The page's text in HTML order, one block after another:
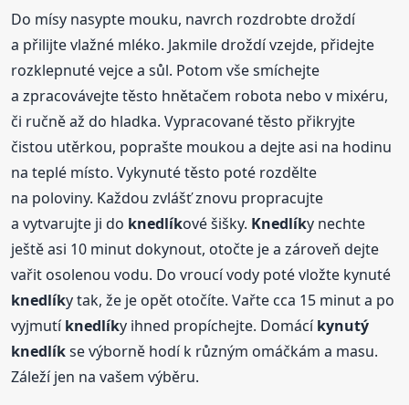
Do mísy nasypte mouku, navrch rozdrobte droždí
a přilijte vlažné mléko. Jakmile droždí vzejde, přidejte
rozklepnuté vejce a sůl. Potom vše smíchejte
a zpracovávejte těsto hnětačem robota nebo v mixéru,
či ručně až do hladka. Vypracované těsto přikryjte
čistou utěrkou, poprašte moukou a dejte asi na hodinu
na teplé místo. Vykynuté těsto poté rozdělte
na poloviny. Každou zvlášť znovu propracujte
a vytvarujte ji do knedlíkové šišky. Knedlíky nechte
ještě asi 10 minut dokynout, otočte je a zároveň dejte
vařit osolenou vodu. Do vroucí vody poté vložte kynuté
knedlíky tak, že je opět otočíte. Vařte cca 15 minut a po
vyjmutíknedlíky ihned propíchejte. Domácíkynutý
knedlíkse výborně hodí k různým omáčkám a masu.
Záleží jen na vašem výběru.